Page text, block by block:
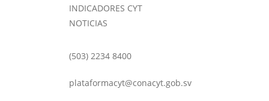
INDICADORES CYT
NOTICIAS
(503) 2234 8400
plataformacyt@conacyt.gob.sv